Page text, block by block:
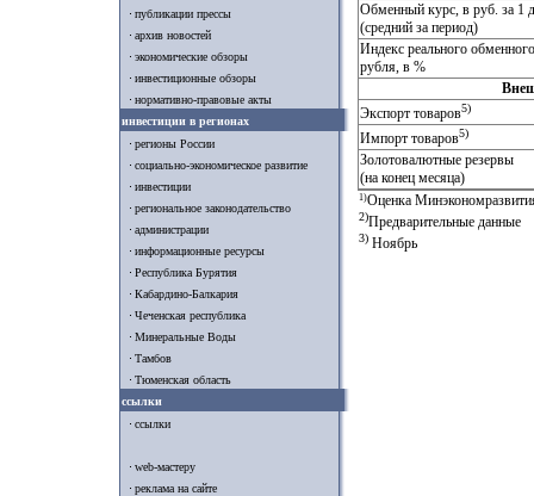
публикации прессы
архив новостей
экономические обзоры
инвестиционные обзоры
нормативно-правовые акты
инвестиции в регионах
регионы России
социально-экономическое развитие
инвестиции
региональное законодательство
администрации
информационные ресурсы
Республика Бурятия
Кабардино-Балкария
Чеченская республика
Минеральные Воды
Тамбов
Тюменская область
ссылки
ссылки
web-мастеру
реклама на сайте
Обменный курс, в руб. за
(средний за период)
Индекс реального
рубля, в %
Экспорт товаров5)
Импорт товаров5)
Золотовалютные резервы
(на конец месяца)
1)Оценка
2)Предварительные данные
3) Ноябрь